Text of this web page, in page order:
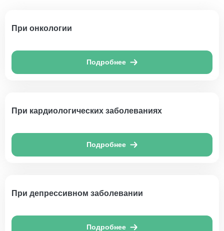
При онкологии
Подробнее
При кардиологических заболеваниях
Подробнее
При депрессивном заболевании
Подробнее